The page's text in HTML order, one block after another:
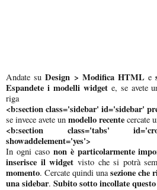
Andate su Design > Modifica HTML e
Espandete i modelli widgete, se avete
riga
<b:section class='sidebar' id='sidebar'
se invece avete un modello recente cercate
<b:section class='tabs'
showaddelement='yes'>
In ogni caso non è particolarmente
inserisce il widget visto che si potrà
momento. Cercate quindi unasezione che
una sidebar. Subito sottoincollate